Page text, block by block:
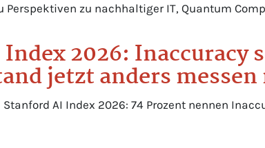
Perspektiven zu nachhaltiger IT, Quantum
2026: Inaccuracy
jetzt anders messen
Stanford AI Index 2026: 74 Prozent nennen